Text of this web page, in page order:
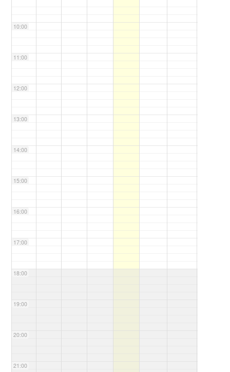
10:00
11:00
12:00
13:00
14:00
15:00
16:00
17:00
18:00
19:00
20:00
21:00